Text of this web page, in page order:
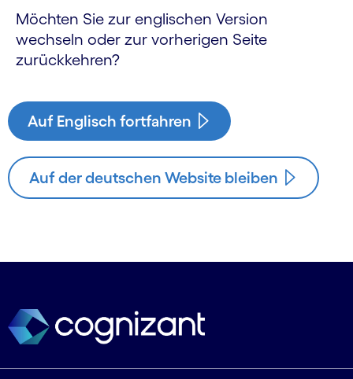
Möchten Sie zur englischen Version
wechseln oder zur vorherigen Seite
zurückkehren?
Auf Englisch fortfahren
Auf der deutschen Website bleiben